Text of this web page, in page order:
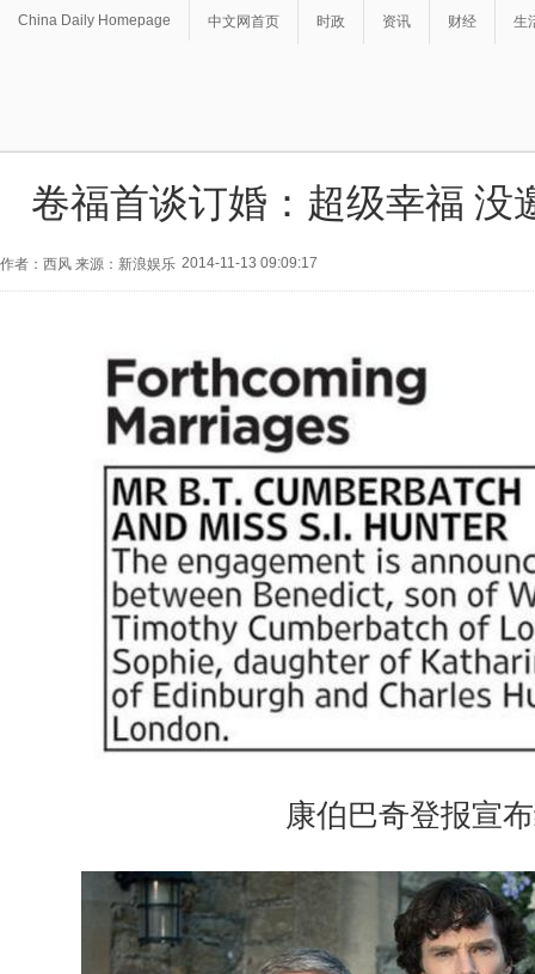
China Daily Homepage 中文网首页 时政 资讯 财经 生
卷福首谈订婚：超级幸福 没
作者：西风 来源：新浪娱乐 2014-11-13 09:09:17
康伯巴奇登报宣布